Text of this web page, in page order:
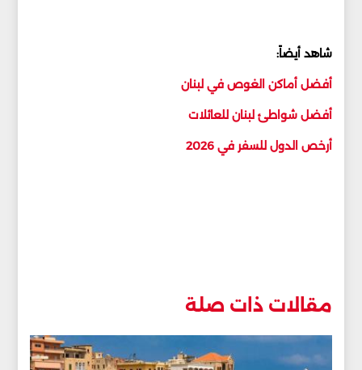
شاهد أيضاً:
أفضل أماكن الغوص في لبنان
أفضل شواطئ لبنان للعائلات
أرخص الدول للسفر في 2026
مقالات ذات صلة